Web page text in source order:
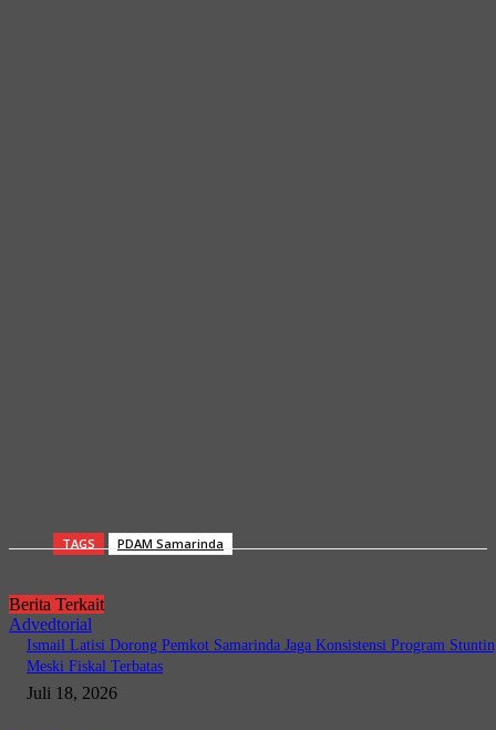
TAGS PDAM Samarinda
Berita Terkait
Advedtorial
Ismail Latisi Dorong Pemkot Samarinda Jaga Konsistensi Program
Meski Fiskal Terbatas
Juli 18, 2026